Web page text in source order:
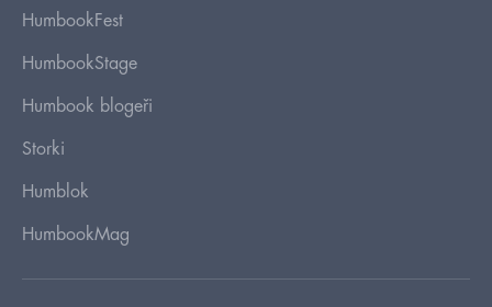
HumbookFest
HumbookStage
Humbook blogeři
Storki
Humblok
HumbookMag